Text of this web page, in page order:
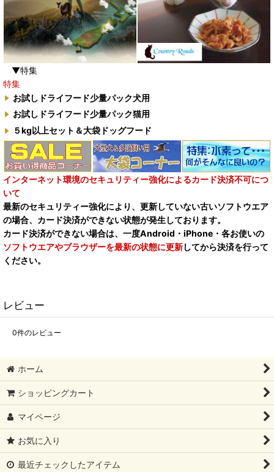
▼特集
特集
お試しドライフード少量パック犬用
お試しドライフード少量パック猫用
５kg以上セット＆大袋ドッグフード
インターネット環境のセキュリティー強化によるカード決済不可につ
いて
最新のセキュリティー強化により、更新していない古いソフトウエア
の場合、カード決済ができない状態が発生しております。
カード決済ができない場合は、一度Android・iPhone・各お使いの
ソフトウエアやブラウザーを最新の状態に更新してから決済を行って
ください。
レビュー
0件のレビュー
ホーム
ショッピングカート
マイページ
お気に入り
最近チェックしたアイテム